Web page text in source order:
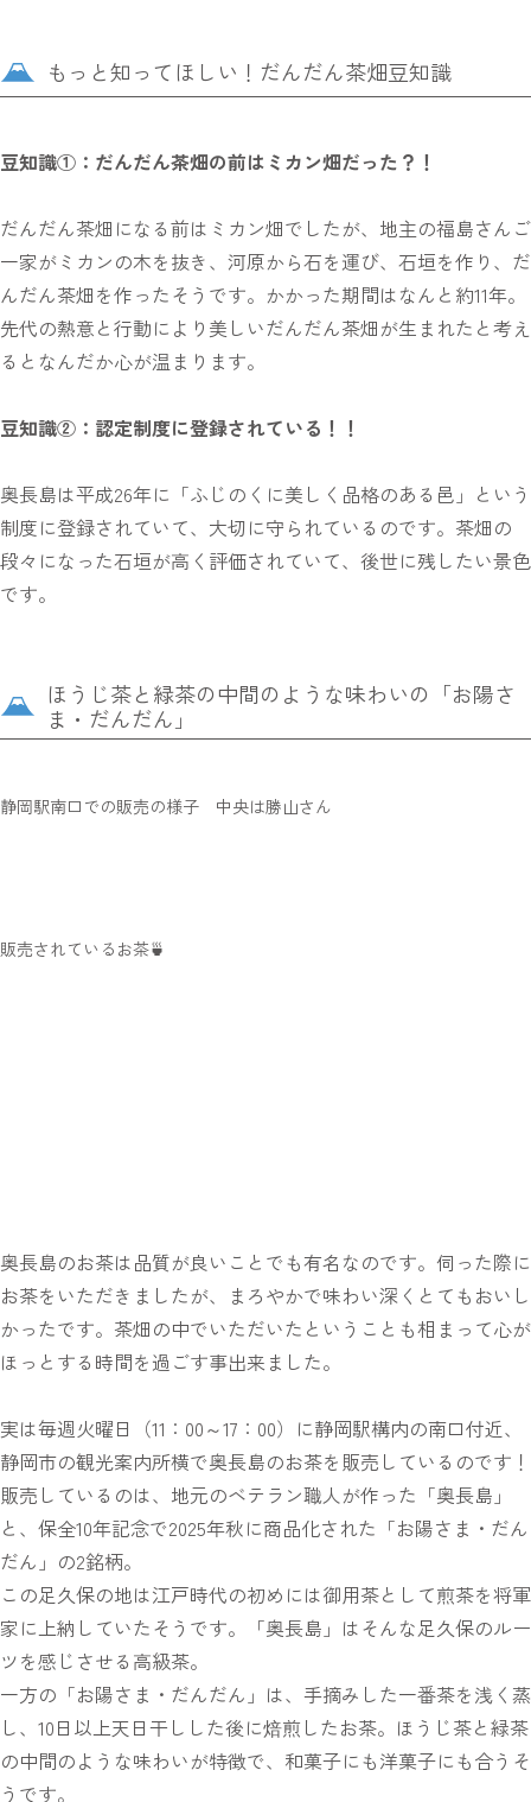
もっと知ってほしい！だんだん茶畑豆知識
豆知識①：だんだん茶畑の前はミカン畑だった？！
だんだん茶畑になる前はミカン畑でしたが、地主の福島さんご
一家がミカンの木を抜き、河原から石を運び、石垣を作り、だ
んだん茶畑を作ったそうです。かかった期間はなんと約11年。
先代の熱意と行動により美しいだんだん茶畑が生まれたと考え
るとなんだか心が温まります。
豆知識②：認定制度に登録されている！！
奥長島は平成26年に「ふじのくに美しく品格のある邑」という
制度に登録されていて、大切に守られているのです。茶畑の
段々になった石垣が高く評価されていて、後世に残したい景色
です。
ほうじ茶と緑茶の中間のような味わいの「お陽さ
ま・だんだん」
静岡駅南口での販売の様子 中央は勝山さん
販売されているお茶🍵
奥長島のお茶は品質が良いことでも有名なのです。伺った際に
お茶をいただきましたが、まろやかで味わい深くとてもおいし
かったです。茶畑の中でいただいたということも相まって心が
ほっとする時間を過ごす事出来ました。
実は毎週火曜日（11：00～17：00）に静岡駅構内の南口付近、
静岡市の観光案内所横で奥長島のお茶を販売しているのです！
販売しているのは、地元のベテラン職人が作った「奥長島」
と、保全10年記念で2025年秋に商品化された「お陽さま・だん
だん」の2銘柄。
この足久保の地は江戸時代の初めには御用茶として煎茶を将軍
家に上納していたそうです。「奥長島」はそんな足久保のルー
ツを感じさせる高級茶。
一方の「お陽さま・だんだん」は、手摘みした一番茶を浅く蒸
し、10日以上天日干しした後に焙煎したお茶。ほうじ茶と緑茶
の中間のような味わいが特徴で、和菓子にも洋菓子にも合うそ
うです。